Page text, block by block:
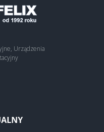
Urządzenia